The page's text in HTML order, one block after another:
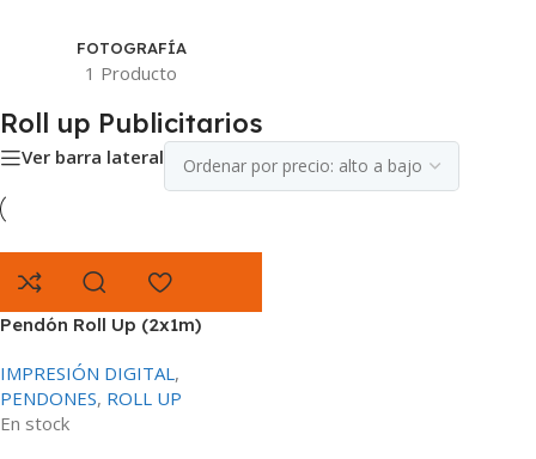
FOTOGRAFÍA
1 Producto
Roll up Publicitarios
Ver barra lateral
Pendón Roll Up (2x1m)
IMPRESIÓN DIGITAL,
PENDONES, ROLL UP
En stock